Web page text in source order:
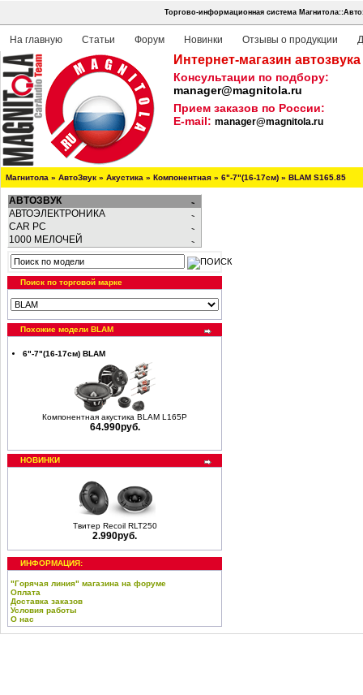
Торгово-информационная система
На главную Статьи Форум Новинки Отзывы о продукции
Интернет-магазин
Консультации по подбору:
manager@magnitola.ru
Прием заказов по России:
E-mail: manager@magnitola.ru
Магнитола » АвтоЗвук » Акустика » Компонентная » 6"-7"(16-17см) » BLAM S165.85
АВТОЗВУК
АВТОЭЛЕКТРОНИКА
CAR PC
1000 МЕЛОЧЕЙ
Поиск по торговой марке
Похожие модели BLAM
6"-7"(16-17см) BLAM
Компонентная акустика BLAM L165P
64.990руб.
НОВИНКИ
Твитер Recoil RLT250
2.990руб.
ИНФОРМАЦИЯ:
"Горячая линия" магазина на форуме
Оплата
Доставка заказов
Условия работы
О нас